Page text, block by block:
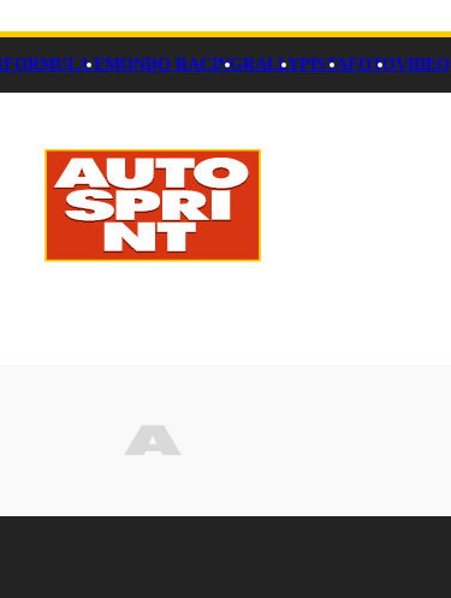
FORMULA EMONDO RACINGRALLYPISTAFOTOVIDEO